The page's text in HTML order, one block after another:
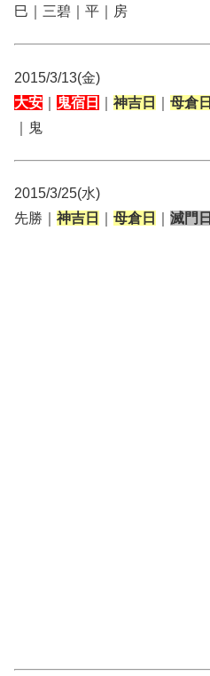
巳｜三碧｜平｜房
2015/3/13(金)
大安
鬼宿日 神吉日 母倉日
｜鬼
2015/3/25(水)
先勝｜ 神吉日 母倉日 滅門日